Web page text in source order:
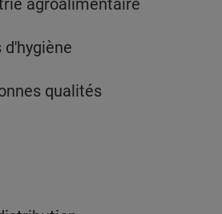
agroalimentaire
qualités